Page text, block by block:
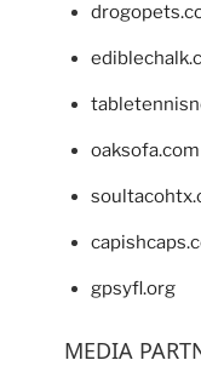
oaksofa.com
gpsyfl.org
MEDIA